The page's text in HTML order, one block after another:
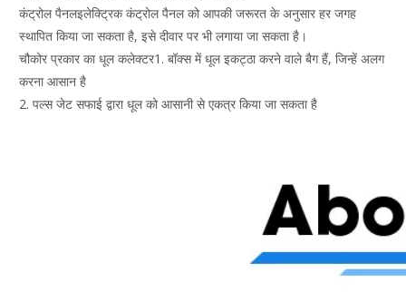
कंट्रोल पैनलइलेक्ट्रिक कंट्रोल पैनल को आपकी जरूरत के अनुसार हर जगह
स्थापित किया जा सकता है, इसे दीवार पर भी लगाया जा सकता है।
चौकोर प्रकार का धूल कलेक्टर1. बॉक्स में धूल इकट्ठा करने वाले बैग हैं, जिन्हें अलग
करना आसान है
2. पल्स जेट सफाई द्वारा धूल को आसानी से एकत्र किया जा सकता है